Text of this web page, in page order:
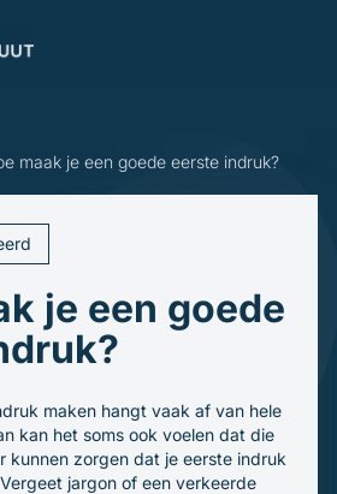
maak je een goede eerste indruk?
je een goede
maken hangt vaak af van hele
kan het soms ook voelen dat die
kunnen zorgen dat je eerste indruk
jargon of een verkeerde